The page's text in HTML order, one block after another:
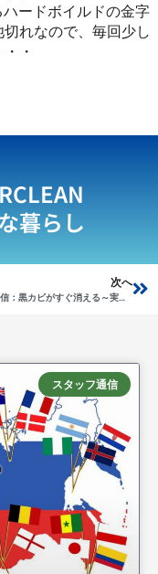
ードボイルドの金字
れなので、毎回少し
・
暮らし
次へ
スタッフ通信：黒カビがすぐ消える～実験！
スタッフ通信